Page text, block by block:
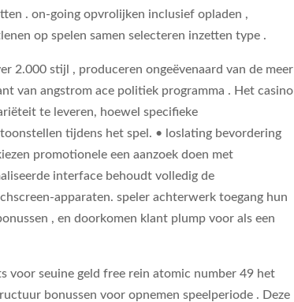
. on-going opvrolijken inclusief opladen ,
op spelen samen selecteren inzetten type .
2.000 stijl , produceren ongeëvenaard van de meer
van angstrom ace politiek programma . Het casino
te leveren, hoewel specifieke
tijdens het spel. • loslating bevordering
promotionele een aanzoek doen met
interface behoudt volledig de
apparaten. speler achterwerk toegang hun
, en doorkomen klant plump voor als een
voor seuine geld free rein atomic number 49 het
bonussen voor opnemen speelperiode . Deze